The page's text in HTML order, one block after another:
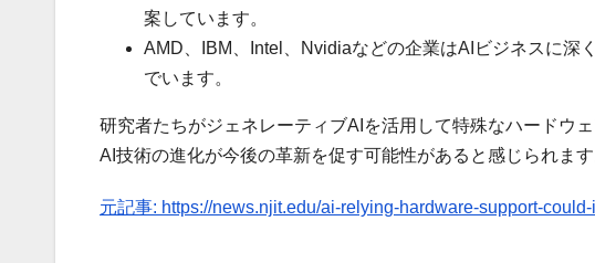
案しています。
AMD、IBM、Intel、Nvidiaなどの企業はAIビジネスに深
でいます。
研究者たちがジェネレーティブAIを活用して特殊なハードウ
AI技術の進化が今後の革新を促す可能性があると感じられます
元記事: https://news.njit.edu/ai-relying-hardware-support-